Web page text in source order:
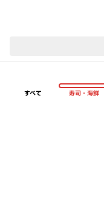
すべて 寿司・海鮮